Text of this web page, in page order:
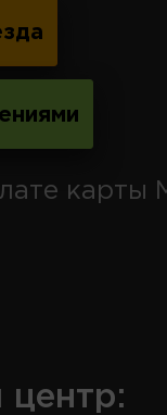
карты